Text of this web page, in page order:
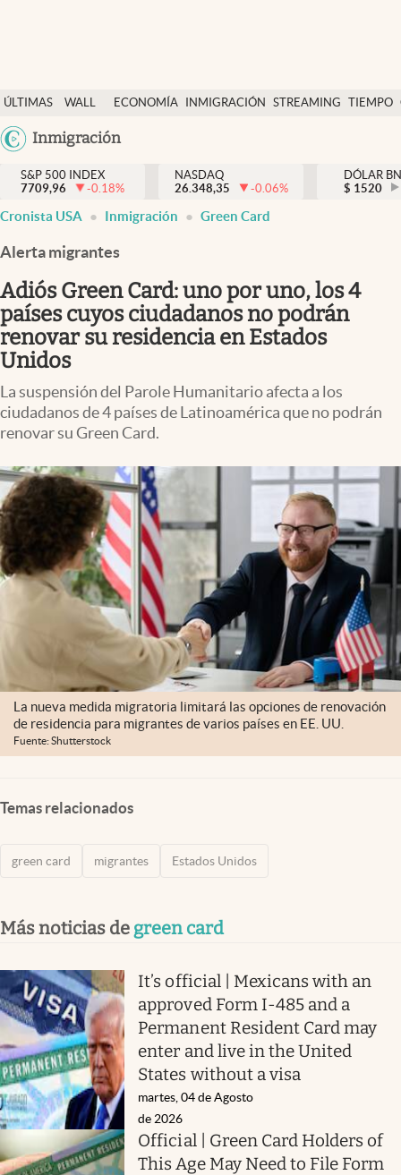
ÚLTIMAS
NOTICIAS
WALL
Y
DÓLAR
ECONOMÍA INMIGRACIÓN STREAMING TIEMPO
México
Inmigración
Finanzas y economía
Wall Street y dólar
Inmigración
Espiritual
Streaming
Lifestyle
S&P 500 INDEX
7709,96
-0.18%
NASDAQ
26.348,35
-0.06%
DÓLAR
$ 1520
Cronista USA Inmigración Green Card
Alerta migrantes
Adiós Green Card: uno por uno, los 4
países cuyos ciudadanos no podrán
renovar su residencia en Estados
Unidos
La suspensión del Parole Humanitario afecta a los
ciudadanos de 4 países de Latinoamérica que no podrán
renovar su Green Card.
La nueva medida migratoria limitará las opciones de renovación
de residencia para migrantes de varios países en EE. UU.
Fuente: Shutterstock
Temas relacionados
green card migrantes Estados Unidos
Más noticias de green card
It’s official | Mexicans with an
approved Form I-485 and a
Permanent Resident Card may
enter and live in the United
States without a visa
martes, 04 de Agosto
de 2026
Official | Green Card Holders of
This Age May Need to File Form